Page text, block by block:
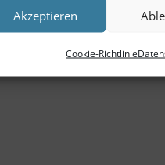
Akzeptieren
Cookie-Richtlinie